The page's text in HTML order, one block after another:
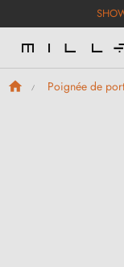
Poignée de